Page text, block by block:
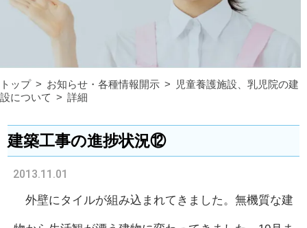
トップ お知らせ・各種情報開示
児童養護施設、乳児院の建
設について
詳細
建築工事の進捗状況⑫
2013.11.01
外壁にタイルが組み込まれてきました。無機質な建